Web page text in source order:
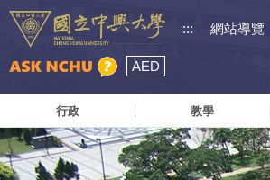
::: 網站導覽
AED
行政 教學